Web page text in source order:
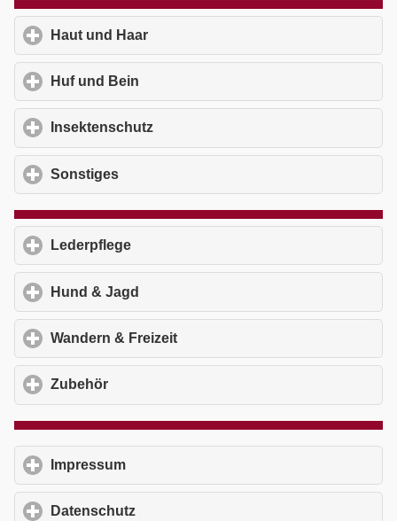
Haut und Haar
Huf und Bein
Insektenschutz
Sonstiges
Lederpflege
Hund & Jagd
Wandern & Freizeit
Zubehör
Impressum
Datenschutz